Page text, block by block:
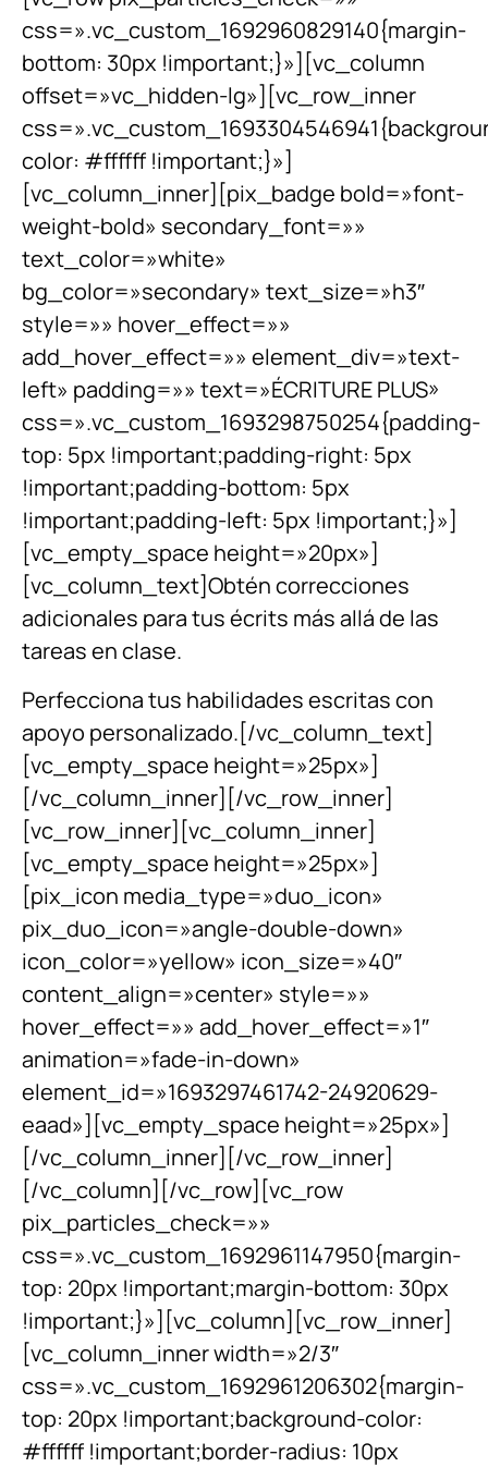
css=».vc_custom_1692960829140{margin-
bottom: 30px !important;}»][vc_column
offset=»vc_hidden-lg»][vc_row_inner
color: #ffffff !important;}»]
[vc_column_inner][pix_badge bold=»font-
weight-bold» secondary_font=»»
text_color=»white»
bg_color=»secondary» text_size=»h3″
style=»» hover_effect=»»
add_hover_effect=»» element_div=»text-
left» padding=»» text=»ÉCRITURE PLUS»
css=».vc_custom_1693298750254{padding-
top: 5px !important;padding-right: 5px
!important;padding-bottom: 5px
!important;padding-left: 5px !important;}»]
[vc_empty_space height=»20px»]
[vc_column_text]Obtén correcciones
adicionales para tus écrits más allá de las
tareas en clase.
Perfecciona tus habilidades escritas con
apoyo personalizado.[/vc_column_text]
[vc_empty_space height=»25px»]
[/vc_column_inner][/vc_row_inner]
[vc_row_inner][vc_column_inner]
[vc_empty_space height=»25px»]
[pix_icon media_type=»duo_icon»
pix_duo_icon=»angle-double-down»
icon_color=»yellow» icon_size=»40″
content_align=»center» style=»»
hover_effect=»» add_hover_effect=»1″
animation=»fade-in-down»
element_id=»1693297461742-24920629-
eaad»][vc_empty_space height=»25px»]
[/vc_column_inner][/vc_row_inner]
[/vc_column][/vc_row][vc_row
pix_particles_check=»»
css=».vc_custom_1692961147950{margin-
top: 20px !important;margin-bottom: 30px
!important;}»][vc_column][vc_row_inner]
[vc_column_inner width=»2/3″
css=».vc_custom_1692961206302{margin-
top: 20px !important;background-color:
#ffffff !important;border-radius: 10px